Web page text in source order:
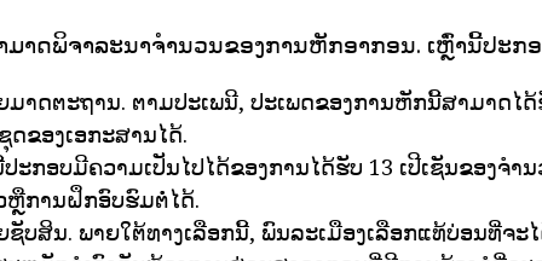
ມາດພິຈາລະນາຈໍານວນຂອງການຫັກອາກອນ. ເຫຼົ່ານີ້ປະກ
າດຕະຖານ. ຕາມປະເພນີ, ປະເພດຂອງການຫັກນີ້ສາມາດໄ
ດຂອງເອກະສານໄດ້.
ະກອບມີຄວາມເປັນໄປໄດ້ຂອງການໄດ້ຮັບ 13 ເປີເຊັນຂອງຈໍາ
ຫຼືການຝຶກອົບຮົມຕໍ່ໄດ້.
ບສິນ. ພາຍໃຕ້ທາງເລືອກນີ້, ພົນລະເມືອງເລືອກແທ້ບ່ອນທີ່ຈະ